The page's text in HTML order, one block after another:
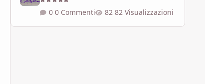
0 Commenti 82 Visualizzazioni